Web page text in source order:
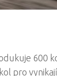
600
pro